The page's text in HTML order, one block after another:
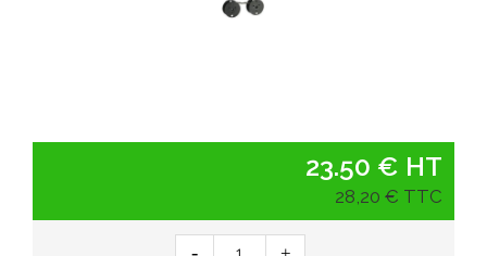
23.50 € HT
28,20 € TTC